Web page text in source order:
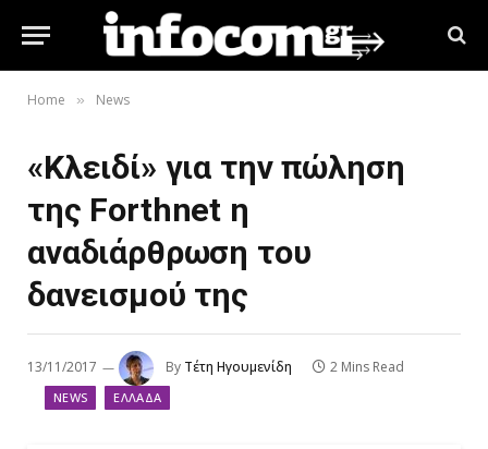
Home » News
«Κλειδί» για την πώληση
της Forthnet η
αναδιάρθρωση του
δανεισμού της
13/11/2017 By Τέτη Ηγουμενίδη 2 Mins Read
NEWS ΕΛΛΆΔΑ